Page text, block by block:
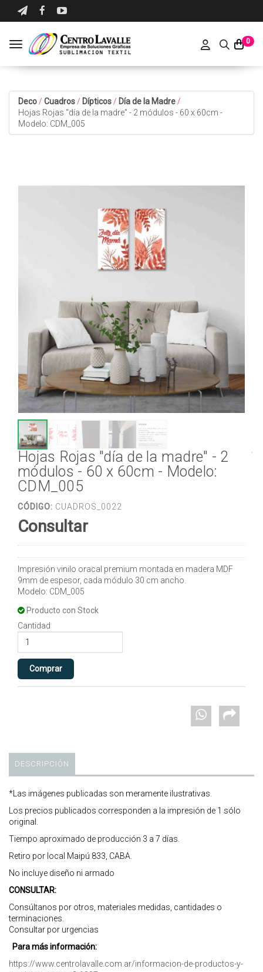
0
Toggle navigation
Deco / Cuadros / Dípticos / Día de la Madre /
Hojas Rojas "día de la madre" - 2 módulos - 60 x 60cm -
Modelo: CDM_005
Hojas Rojas "día de la madre" - 2
módulos - 60 x 60cm - Modelo:
CDM_005
CÓDIGO: CUADROS_0022
Consultar
Impresión vinilo oracal premium montada en madera MDF
9mm de espesor, cada módulo 30 cm ancho.
Modelo: CDM_005
Producto con Stock
Cantidad
DESCRIPCIÓN
*Las imágenes publicadas son meramente ilustrativas.
Los precios publicados corresponden a la impresión de 1 sólo
original.
Tiempo aproximado de producción 3 a 7 días.
Retiro por local Maipú 833, CABA.
No incluye diseño ni armado
CONSULTAR:
Consúltanos por otros, materiales medidas, cantidades o
terminaciones.
Consultar por urgencias
Para más información:
https://www.centrolavalle.com.ar/informacion-de-productos-y-